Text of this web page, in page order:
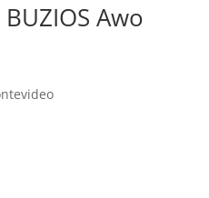
BUZIOS Awo